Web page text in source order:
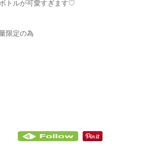
トルが可愛すぎます♡
限定の為